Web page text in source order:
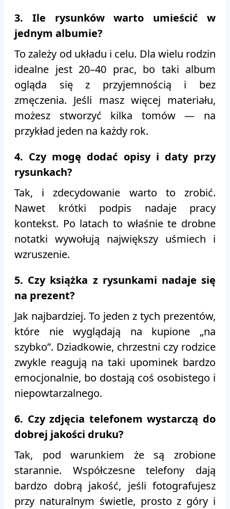
3. Ile rysunków warto umieścić w
jednym albumie?
To zależy od układu i celu. Dla wielu rodzin
idealne jest 20–40 prac, bo taki album
ogląda się z przyjemnością i bez
zmęczenia. Jeśli masz więcej materiału,
możesz stworzyć kilka tomów — na
przykład jeden na każdy rok.
4. Czy mogę dodać opisy i daty przy
rysunkach?
Tak, i zdecydowanie warto to zrobić.
Nawet krótki podpis nadaje pracy
kontekst. Po latach to właśnie te drobne
notatki wywołują największy uśmiech i
wzruszenie.
5. Czy książka z rysunkami nadaje się
na prezent?
Jak najbardziej. To jeden z tych prezentów,
które nie wyglądają na kupione „na
szybko”. Dziadkowie, chrzestni czy rodzice
zwykle reagują na taki upominek bardzo
emocjonalnie, bo dostają coś osobistego i
niepowtarzalnego.
6. Czy zdjęcia telefonem wystarczą do
dobrej jakości druku?
Tak, pod warunkiem że są zrobione
starannie. Współczesne telefony dają
bardzo dobrą jakość, jeśli fotografujesz
przy naturalnym świetle, prosto z góry i